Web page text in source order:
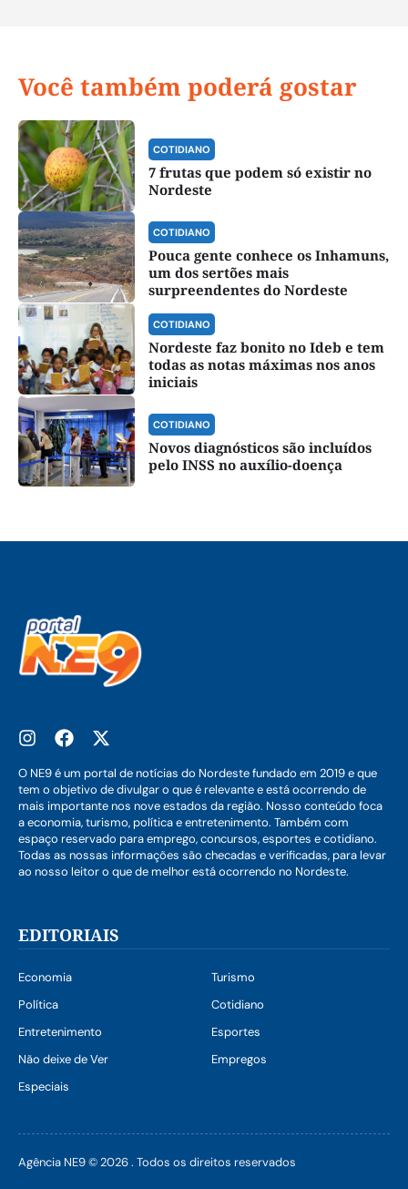
Você também poderá gostar
COTIDIANO
7 frutas que podem só existir no
Nordeste
COTIDIANO
Pouca gente conhece os Inhamuns,
um dos sertões mais
surpreendentes do Nordeste
COTIDIANO
Nordeste faz bonito no Ideb e tem
todas as notas máximas nos anos
iniciais
COTIDIANO
Novos diagnósticos são incluídos
pelo INSS no auxílio-doença
O NE9 é um portal de notícias do Nordeste fundado em 2019 e que
tem o objetivo de divulgar o que é relevante e está ocorrendo de
mais importante nos nove estados da região. Nosso conteúdo foca
a economia, turismo, política e entretenimento. Também com
espaço reservado para emprego, concursos, esportes e cotidiano.
Todas as nossas informações são checadas e verificadas, para levar
ao nosso leitor o que de melhor está ocorrendo no Nordeste.
EDITORIAIS
Economia
Turismo
Política
Cotidiano
Entretenimento
Esportes
Não deixe de Ver
Empregos
Especiais
Agência NE9 © 2026 . Todos os direitos reservados